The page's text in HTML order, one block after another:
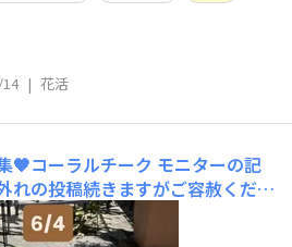
| 花活
🧡コーラルチーク モニターの記
れの投稿続きますがご容赦くださ
（花盛り）集めました※私の
初めの頃はとりあえずピークの時